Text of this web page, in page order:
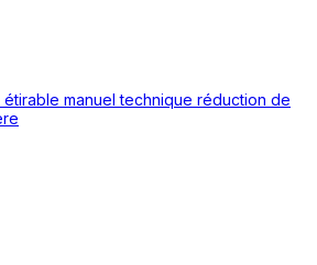
étirable manuel technique réduction de